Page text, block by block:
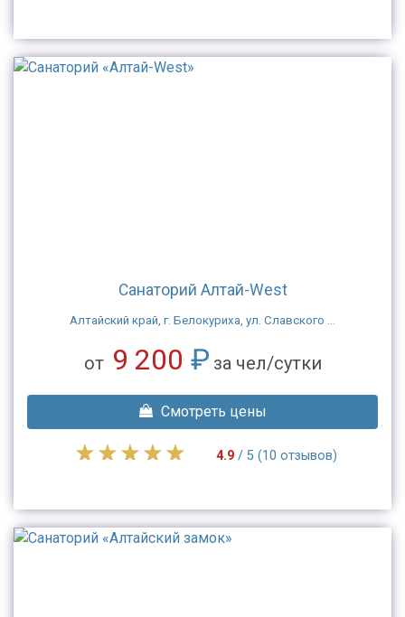
Санаторий Алтай-West
Алтайский край, г. Белокуриха, ул. Славского ...
от 9 200 ₽ за чел/сутки
Смотреть цены
4.9/ 5 (10 отзывов)